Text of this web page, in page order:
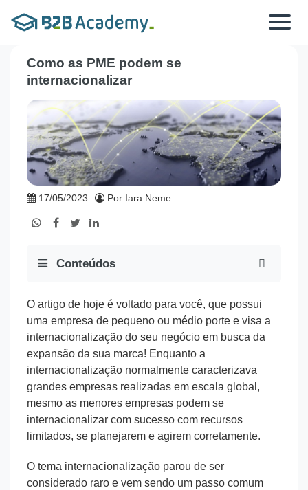
Toggle
Como as PME podem se
internacionalizar
17/05/2023 Por Iara Neme
Conteúdos
O artigo de hoje é voltado para você, que possui
uma empresa de pequeno ou médio porte e visa a
internacionalização do seu negócio em busca da
expansão da sua marca! Enquanto a
internacionalização normalmente caracterizava
grandes empresas realizadas em escala global,
mesmo as menores empresas podem se
internacionalizar com sucesso com recursos
limitados, se planejarem e agirem corretamente.
O tema internacionalização parou de ser
considerado raro e vem sendo um passo comum